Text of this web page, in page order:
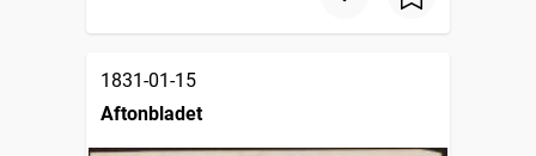
1831-01-15
Aftonbladet